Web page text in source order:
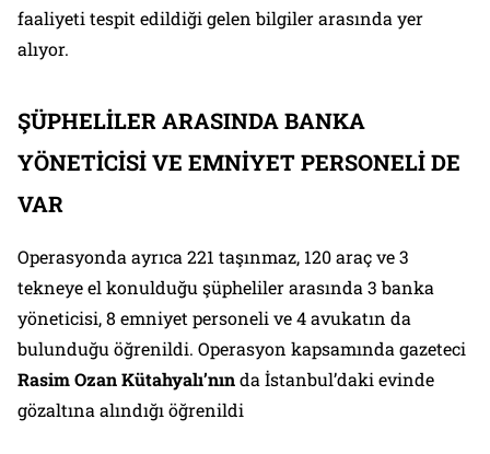
faaliyeti tespit edildiği gelen bilgiler arasında yer
alıyor.
ŞÜPHELİLER ARASINDA BANKA
YÖNETİCİSİ VE EMNİYET PERSONELİ DE
VAR
Operasyonda ayrıca 221 taşınmaz, 120 araç ve 3
tekneye el konulduğu şüpheliler arasında 3 banka
yöneticisi, 8 emniyet personeli ve 4 avukatın da
bulunduğu öğrenildi. Operasyon kapsamında gazeteci
Rasim Ozan Kütahyalı’nında İstanbul’daki evinde
gözaltına alındığı öğrenildi